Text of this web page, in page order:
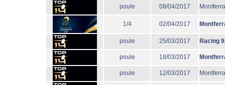
poule 08/04/2017
1/4 02/04/2017
poule 25/03/2017 Racing
poule 18/03/2017
poule 12/03/2017